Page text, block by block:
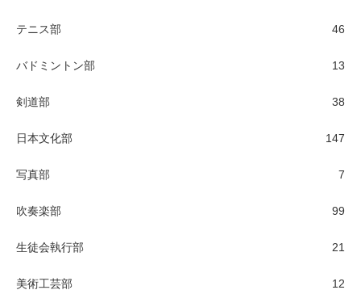
テニス部 46
バドミントン部 13
剣道部 38
日本文化部 147
写真部 7
吹奏楽部 99
生徒会執行部 21
美術工芸部 12